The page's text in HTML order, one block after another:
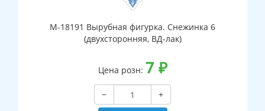
М-18191 Вырубная фигурка. Снежинка 6
(двухсторонняя, ВД-лак)
Цена розн: 7 ₽
−
+